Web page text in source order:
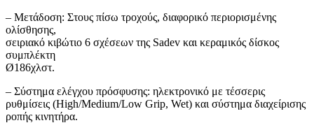
– Μετάδοση: Στους πίσω τροχούς, διαφορικό περιορισμένης
ολίσθησης,
σειριακό κιβώτιο 6 σχέσεων της Sadev και κεραμικός δίσκος
συμπλέκτη
Ø186χλστ.
– Σύστημα ελέγχου πρόσφυσης: ηλεκτρονικό με τέσσερις
ρυθμίσεις (High/Medium/Low Grip, Wet) και σύστημα διαχείρισης
ροπής κινητήρα.